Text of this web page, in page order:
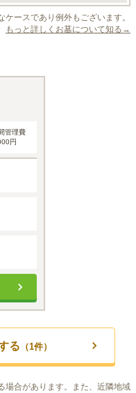
ケースであり例外もございます。
もっと詳しくお墓について知る→
管理費
円
る （1件）
場合があります。また、近隣地域